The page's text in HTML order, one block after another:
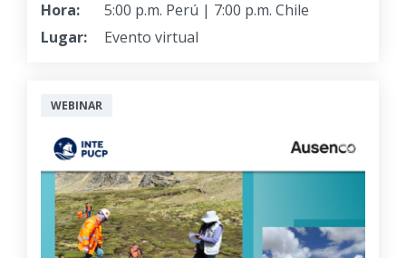
Hora:
5:00 p.m. Perú | 7:00 p.m. Chile
Lugar:
Evento virtual
WEBINAR